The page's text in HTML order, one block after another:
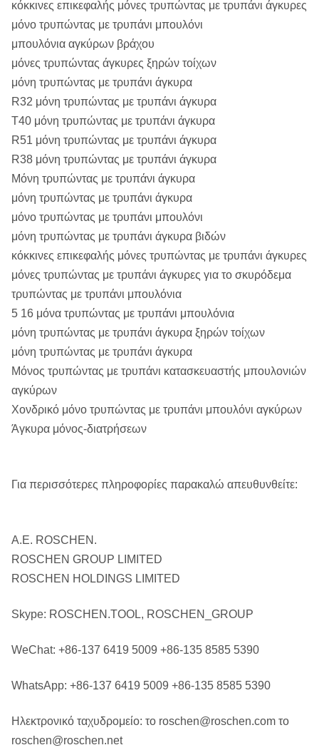
κόκκινες επικεφαλής μόνες τρυπώντας με τρυπάνι άγκυρες
μόνο τρυπώντας με τρυπάνι μπουλόνι
μπουλόνια αγκύρων βράχου
μόνες τρυπώντας άγκυρες ξηρών τοίχων
μόνη τρυπώντας με τρυπάνι άγκυρα
R32 μόνη τρυπώντας με τρυπάνι άγκυρα
T40 μόνη τρυπώντας με τρυπάνι άγκυρα
R51 μόνη τρυπώντας με τρυπάνι άγκυρα
R38 μόνη τρυπώντας με τρυπάνι άγκυρα
Μόνη τρυπώντας με τρυπάνι άγκυρα
μόνη τρυπώντας με τρυπάνι άγκυρα
μόνο τρυπώντας με τρυπάνι μπουλόνι
μόνη τρυπώντας με τρυπάνι άγκυρα βιδών
κόκκινες επικεφαλής μόνες τρυπώντας με τρυπάνι άγκυρες
μόνες τρυπώντας με τρυπάνι άγκυρες για το σκυρόδεμα
τρυπώντας με τρυπάνι μπουλόνια
5 16 μόνα τρυπώντας με τρυπάνι μπουλόνια
μόνη τρυπώντας με τρυπάνι άγκυρα ξηρών τοίχων
μόνη τρυπώντας με τρυπάνι άγκυρα
Μόνος τρυπώντας με τρυπάνι κατασκευαστής μπουλονιών
αγκύρων
Χονδρικό μόνο τρυπώντας με τρυπάνι μπουλόνι αγκύρων
Άγκυρα μόνος-διατρήσεων
Για περισσότερες πληροφορίες παρακαλώ απευθυνθείτε:
Α.Ε. ROSCHEN.
ROSCHEN GROUP LIMITED
ROSCHEN HOLDINGS LIMITED
Skype: ROSCHEN.TOOL, ROSCHEN_GROUP
WeChat: +86-137 6419 5009 +86-135 8585 5390
WhatsApp: +86-137 6419 5009 +86-135 8585 5390
Ηλεκτρονικό ταχυδρομείο: το roschen@roschen.com το
roschen@roschen.net